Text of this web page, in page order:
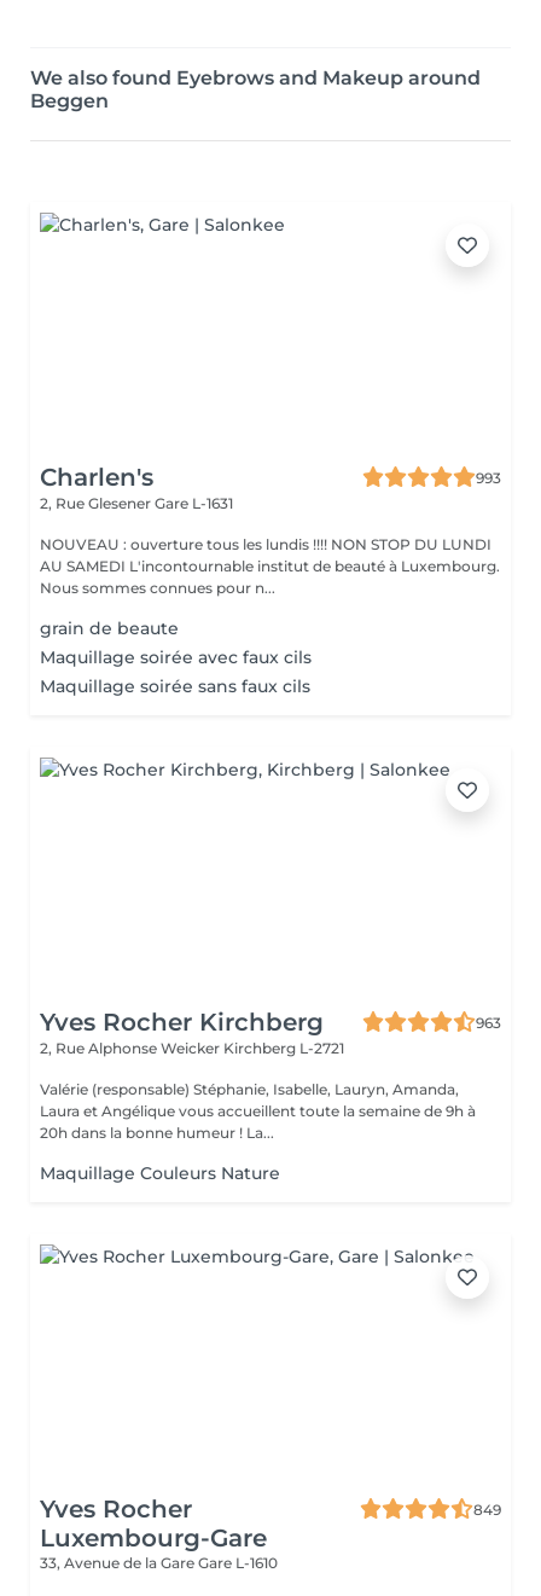
We also found Eyebrows and Makeup around
Beggen
Charlen's
993
2, Rue Glesener Gare L-1631
NOUVEAU : ouverture tous les lundis !!!! NON STOP DU LUNDI
AU SAMEDI L'incontournable institut de beauté à Luxembourg.
Nous sommes connues pour n...
grain de beaute
Maquillage soirée avec faux cils
Maquillage soirée sans faux cils
Yves Rocher Kirchberg
963
2, Rue Alphonse Weicker Kirchberg L-2721
Valérie (responsable) Stéphanie, Isabelle, Lauryn, Amanda,
Laura et Angélique vous accueillent toute la semaine de 9h à
20h dans la bonne humeur ! La...
Maquillage Couleurs Nature
Yves Rocher
Luxembourg-Gare
849
33, Avenue de la Gare Gare L-1610